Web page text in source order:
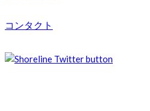
コンタクト